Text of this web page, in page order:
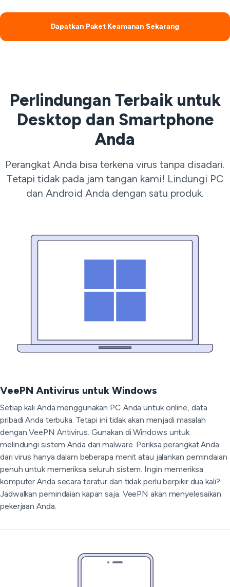
Dapatkan Paket Keamanan Sekarang
Perlindungan Terbaik untuk
Desktop dan Smartphone
Anda
Perangkat Anda bisa terkena virus tanpa disadari.
Tetapi tidak pada jam tangan kami! Lindungi PC
dan Android Anda dengan satu produk.
VeePN Antivirus untuk Windows
Setiap kali Anda menggunakan PC Anda untuk online, data
pribadi Anda terbuka. Tetapi ini tidak akan menjadi masalah
dengan VeePN Antivirus. Gunakan di Windows untuk
melindungi sistem Anda dari malware. Periksa perangkat Anda
dari virus hanya dalam beberapa menit atau jalankan pemindaian
penuh untuk memeriksa seluruh sistem. Ingin memeriksa
komputer Anda secara teratur dan tidak perlu berpikir dua kali?
Jadwalkan pemindaian kapan saja. VeePN akan menyelesaikan
pekerjaan Anda.